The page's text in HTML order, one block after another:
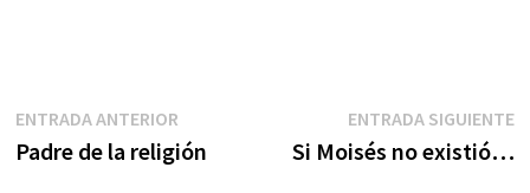
Navegación
de
ENTRADA ANTERIOREntrada
anterior:
Padre de la religión
ENTRADA SIGUIENTE
Si Moisés no existió…